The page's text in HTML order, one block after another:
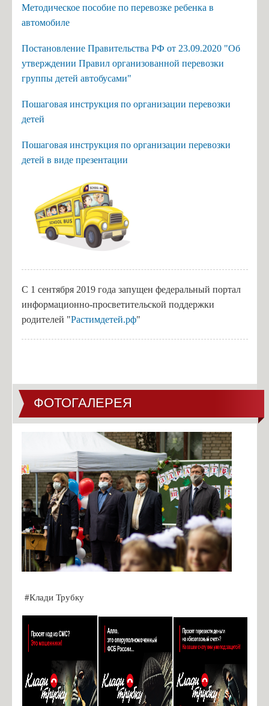
Методическое пособие по перевозке ребенка в
автомобиле
Постановление Правительства РФ от 23.09.2020 "Об
утверждении Правил организованной перевозки
группы детей автобусами"
Пошаговая инструкция по организации перевозки
детей
Пошаговая инструкция по организации перевозки
детей в виде презентации
С 1 сентября 2019 года запущен федеральный портал
информационно-просветительской поддержки
родителей "Растимдетей.рф"
ФОТОГАЛЕРЕЯ
#Клади Трубку